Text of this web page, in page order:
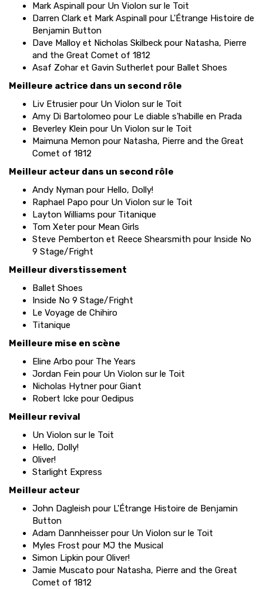
Mark Aspinall pour Un Violon sur le Toit
Darren Clark et Mark Aspinall pour L'Étrange Histoire de
Benjamin Button
Dave Malloy et Nicholas Skilbeck pour Natasha, Pierre
and the Great Comet of 1812
Asaf Zohar et Gavin Sutherlet pour Ballet Shoes
Meilleure actrice dans un second rôle
Liv Etrusier pour Un Violon sur le Toit
Amy Di Bartolomeo pour Le diable s'habille en Prada
Beverley Klein pour Un Violon sur le Toit
Maimuna Memon pour Natasha, Pierre and the Great
Comet of 1812
Meilleur acteur dans un second rôle
Andy Nyman pour Hello, Dolly!
Raphael Papo pour Un Violon sur le Toit
Layton Williams pour Titanique
Tom Xeter pour Mean Girls
Steve Pemberton et Reece Shearsmith pour Inside No
9 Stage/Fright
Meilleur diverstissement
Ballet Shoes
Inside No 9 Stage/Fright
Le Voyage de Chihiro
Titanique
Meilleure mise en scène
Eline Arbo pour The Years
Jordan Fein pour Un Violon sur le Toit
Nicholas Hytner pour Giant
Robert Icke pour Oedipus
Meilleur revival
Un Violon sur le Toit
Hello, Dolly!
Oliver!
Starlight Express
Meilleur acteur
John Dagleish pour L'Étrange Histoire de Benjamin
Button
Adam Dannheisser pour Un Violon sur le Toit
Myles Frost pour MJ the Musical
Simon Lipkin pour Oliver!
Jamie Muscato pour Natasha, Pierre and the Great
Comet of 1812